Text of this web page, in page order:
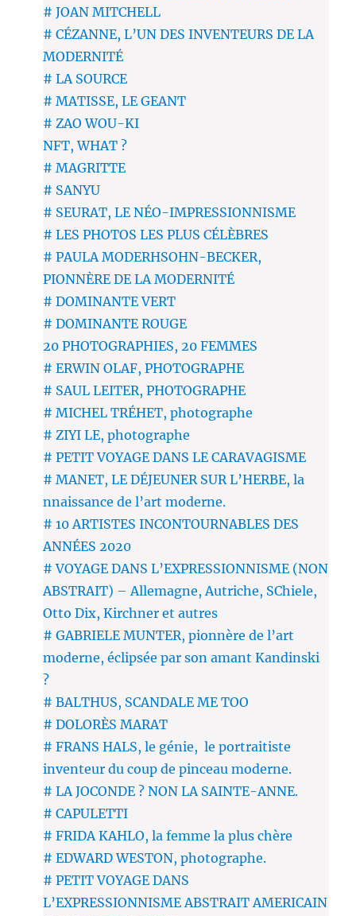
# JOAN MITCHELL
# CÉZANNE, L’UN DES INVENTEURS DE LA
MODERNITÉ
# LA SOURCE
# MATISSE, LE GEANT
# ZAO WOU-KI
NFT, WHAT ?
# MAGRITTE
# SANYU
# SEURAT, LE NÉO-IMPRESSIONNISME
# LES PHOTOS LES PLUS CÉLÈBRES
# PAULA MODERHSOHN-BECKER,
PIONNÈRE DE LA MODERNITÉ
# DOMINANTE VERT
# DOMINANTE ROUGE
20 PHOTOGRAPHIES, 20 FEMMES
# ERWIN OLAF, PHOTOGRAPHE
# SAUL LEITER, PHOTOGRAPHE
# MICHEL TRÉHET, photographe
# ZIYI LE, photographe
# PETIT VOYAGE DANS LE CARAVAGISME
# MANET, LE DÉJEUNER SUR L’HERBE, la
nnaissance de l’art moderne.
# 10 ARTISTES INCONTOURNABLES DES
ANNÉES 2020
# VOYAGE DANS L’EXPRESSIONNISME (NON
ABSTRAIT) – Allemagne, Autriche, SChiele,
Otto Dix, Kirchner et autres
# GABRIELE MUNTER, pionnère de l’art
moderne, éclipsée par son amant Kandinski
?
# BALTHUS, SCANDALE ME TOO
# DOLORÈS MARAT
# FRANS HALS, le génie, le portraitiste
inventeur du coup de pinceau moderne.
# LA JOCONDE ? NON LA SAINTE-ANNE.
# CAPULETTI
# FRIDA KAHLO, la femme la plus chère
# EDWARD WESTON, photographe.
# PETIT VOYAGE DANS
L’EXPRESSIONNISME ABSTRAIT AMERICAIN